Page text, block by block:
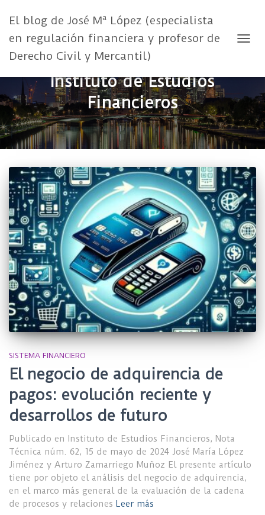
El blog de José Mª López (especialista
en regulación financiera y profesor de
Derecho Civil y Mercantil)
Instituto de Estudios
Financieros
SISTEMA FINANCIERO
El negocio de adquirencia de
pagos: evolución reciente y
desarrollos de futuro
Publicado en Instituto de Estudios Financieros, Nota
Técnica núm. 62, 15 de mayo de 2024 José María López
Jiménez y Arturo Zamarriego Muñoz El presente artículo
tiene por objeto el análisis del negocio de adquirencia,
en el marco más general de la evaluación de la cadena
de procesos y relaciones Leer más